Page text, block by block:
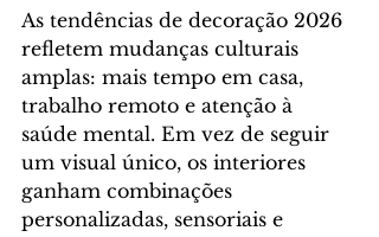
As tendências de decoração 2026
refletem mudanças culturais
amplas: mais tempo em casa,
trabalho remoto e atenção à
saúde mental. Em vez de seguir
um visual único, os interiores
ganham combinações
personalizadas, sensoriais e